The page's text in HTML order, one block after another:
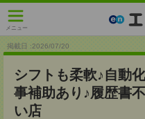
メニュー
掲載日 :2026/07/20
シフトも柔軟♪自動
事補助あり♪履歴書
い店